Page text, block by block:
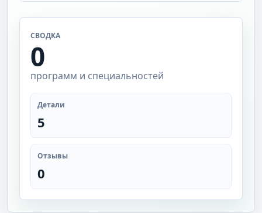
СВОДКА
0
программ и специальностей
Детали
5
Отзывы
0